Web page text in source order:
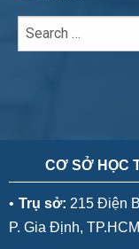
CƠ SỞ HỌC
• Trụ sở: 215 Điện
P. Gia Định, TP.HCM